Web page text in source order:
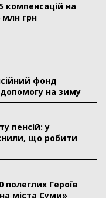
компенсацій на
грн
фонд
на зиму
пенсій: у
що робити
Героїв
міста Суми»